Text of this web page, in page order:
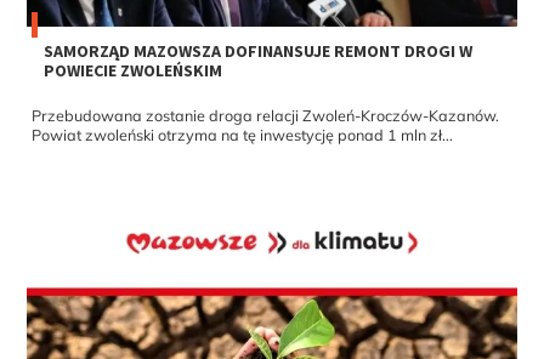
SAMORZĄD MAZOWSZA DOFINANSUJE REMONT DROGI W
POWIECIE ZWOLEŃSKIM
Przebudowana zostanie droga relacji Zwoleń-Kroczów-Kazanów.
Powiat zwoleński otrzyma na tę inwestycję ponad 1 mln zł...